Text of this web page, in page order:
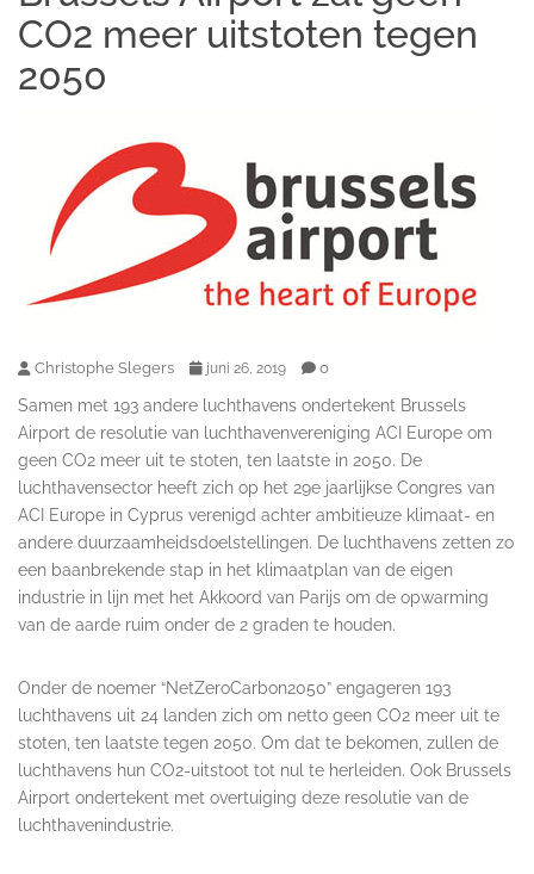
CO2 meer uitstoten tegen
2050
Christophe Slegers juni 26, 2019 0
Samen met 193 andere luchthavens ondertekent Brussels
Airport de resolutie van luchthavenvereniging ACI Europe om
geen CO2 meer uit te stoten, ten laatste in 2050. De
luchthavensector heeft zich op het 29e jaarlijkse Congres van
ACI Europe in Cyprus verenigd achter ambitieuze klimaat- en
andere duurzaamheidsdoelstellingen. De luchthavens zetten zo
een baanbrekende stap in het klimaatplan van de eigen
industrie in lijn met het Akkoord van Parijs om de opwarming
van de aarde ruim onder de 2 graden te houden.
Onder de noemer “NetZeroCarbon2050” engageren 193
luchthavens uit 24 landen zich om netto geen CO2 meer uit te
stoten, ten laatste tegen 2050. Om dat te bekomen, zullen de
luchthavens hun CO2-uitstoot tot nul te herleiden. Ook Brussels
Airport ondertekent met overtuiging deze resolutie van de
luchthavenindustrie.